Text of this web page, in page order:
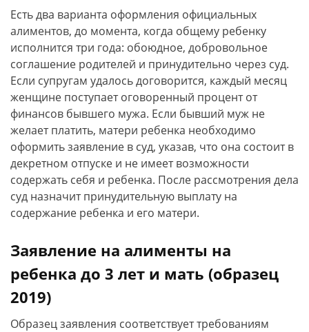
Есть два варианта оформления официальных
алиментов, до момента, когда общему ребенку
исполнится три года: обоюдное, добровольное
соглашение родителей и принудительно через суд.
Если супругам удалось договорится, каждый месяц
женщине поступает оговоренный процент от
финансов бывшего мужа. Если бывший муж не
желает платить, матери ребенка необходимо
оформить заявление в суд, указав, что она состоит в
декретном отпуске и не имеет возможности
содержать себя и ребенка. После рассмотрения дела
суд назначит принудительную выплату на
содержание ребенка и его матери.
Заявление на алименты на
ребенка до 3 лет и мать (образец
2019)
Образец заявления соответствует требованиям